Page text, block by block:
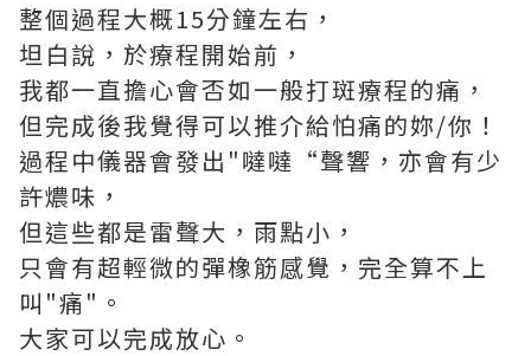
整個過程大概15分鐘左右，
坦白說，於療程開始前，
我都一直擔心會否如一般打斑療程的痛，
但完成後我覺得可以推介給怕痛的妳/你！
過程中儀器會發出"噠噠“聲響，亦會有少
許燶味，
但這些都是雷聲大，雨點小，
只會有超輕微的彈橡筋感覺，完全算不上
叫"痛"。
大家可以完成放心。